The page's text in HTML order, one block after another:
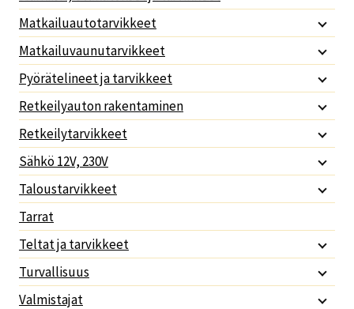
Matkailuautotarvikkeet
Matkailuvaunutarvikkeet
Pyörätelineet ja tarvikkeet
Retkeilyauton rakentaminen
Retkeilytarvikkeet
Sähkö 12V, 230V
Taloustarvikkeet
Tarrat
Teltat ja tarvikkeet
Turvallisuus
Valmistajat